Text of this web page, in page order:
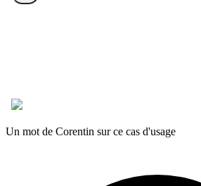
Un mot de Corentin sur ce cas d'usage